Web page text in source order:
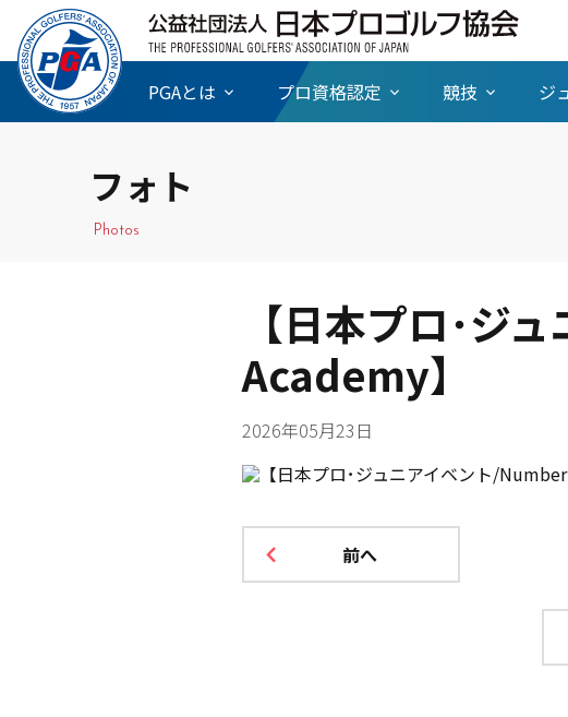
PGAとは プロ資格認定 競技 ジ
フォト
Photos
【日本プロ･ジ
Academy】
2026年05月23日
前へ